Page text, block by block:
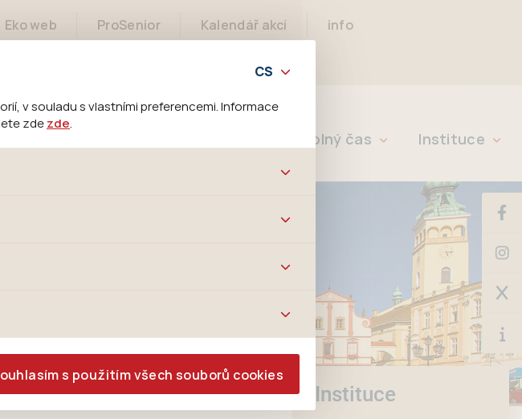
v souladu s vlastními preferencemi. Informace
zde zde.
chování našich webových stránek a všech
košíku, ovládání filtrů a také nastavení
Inc., která následně tato data
protože anonymizované cookies nelze přiřadit
webu vašim potřebám a zájmům, což
přímo přizpůsobit vašim preferencím, což vám
nedůležitým nabídkám.
s použitím všech souborů cookies
Eko web ProSenior Kalendář akcí info
Volný čas Instituce
Instituce